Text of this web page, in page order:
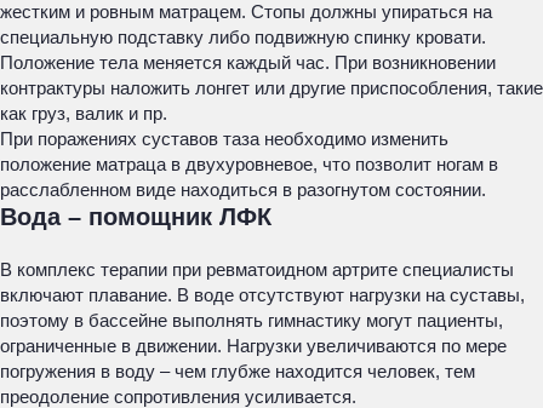
жестким и ровным матрацем. Стопы должны упираться на
специальную подставку либо подвижную спинку кровати.
Положение тела меняется каждый час. При возникновении
контрактуры наложить лонгет или другие приспособления, такие
как груз, валик и пр.
При поражениях суставов таза необходимо изменить
положение матраца в двухуровневое, что позволит ногам в
расслабленном виде находиться в разогнутом состоянии.
Вода – помощник ЛФК
В комплекс терапии при ревматоидном артрите специалисты
включают плавание. В воде отсутствуют нагрузки на суставы,
поэтому в бассейне выполнять гимнастику могут пациенты,
ограниченные в движении. Нагрузки увеличиваются по мере
погружения в воду – чем глубже находится человек, тем
преодоление сопротивления усиливается.